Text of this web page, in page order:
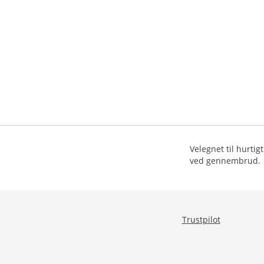
Velegnet til
ved gennembrud.
Trustpilot